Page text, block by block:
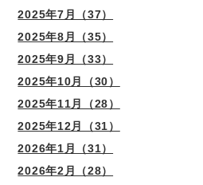
2025年7月（37）
2025年8月（35）
2025年9月（33）
2025年10月（30）
2025年11月（28）
2025年12月（31）
2026年1月（31）
2026年2月（28）